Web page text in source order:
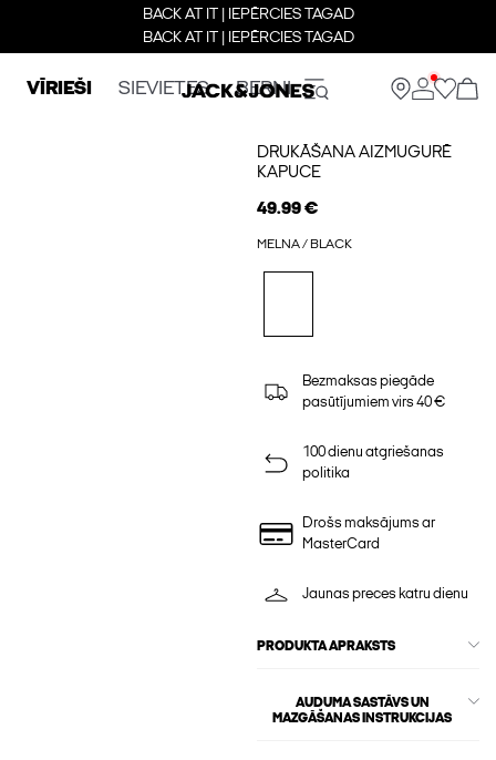
BACK AT IT | IEPĒRCIES TAGAD
BACK AT IT | IEPĒRCIES TAGAD
VĪRIEŠI SIEVIETES BERNI
DRUKĀŠANA AIZMUGURĒ
KAPUCE
49.99 €
MELNA / BLACK
Bezmaksas piegāde
pasūtījumiem virs 40 €
100 dienu atgriešanas
politika
Drošs maksājums ar
MasterCard
Jaunas preces katru dienu
PRODUKTA APRAKSTS
AUDUMA SASTĀVS UN
MAZGĀŠANAS INSTRUKCIJAS